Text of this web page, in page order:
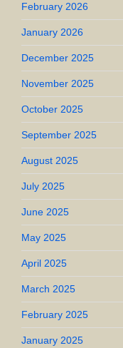
February 2026
January 2026
December 2025
November 2025
October 2025
September 2025
August 2025
July 2025
June 2025
May 2025
April 2025
March 2025
February 2025
January 2025